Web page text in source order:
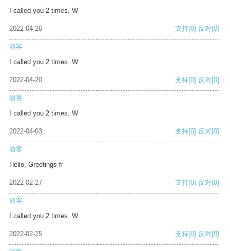
I called you 2 times. W
2022-04-26 支持[0] 反对[0]
游客
I called you 2 times. W
2022-04-20 支持[0] 反对[0]
游客
I called you 2 times. W
2022-04-03 支持[0] 反对[0]
游客
Hello, Greetings fr
2022-02-27 支持[0] 反对[0]
游客
I called you 2 times. W
2022-02-25 支持[0] 反对[0]